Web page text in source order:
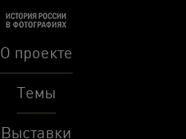
О проекте
Темы
Выставки